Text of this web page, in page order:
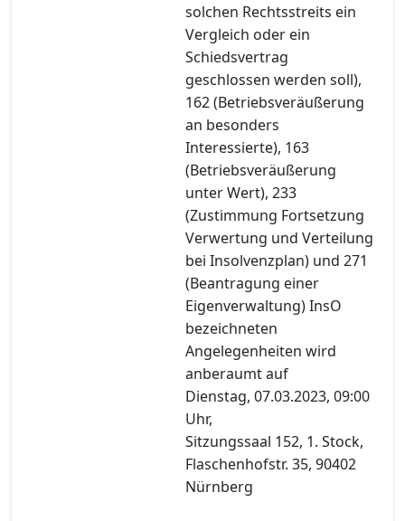
solchen Rechtsstreits ein
Vergleich oder ein
Schiedsvertrag
geschlossen werden soll),
162 (Betriebsveräußerung
an besonders
Interessierte), 163
(Betriebsveräußerung
unter Wert), 233
(Zustimmung Fortsetzung
Verwertung und Verteilung
bei Insolvenzplan) und 271
(Beantragung einer
Eigenverwaltung) InsO
bezeichneten
Angelegenheiten wird
anberaumt auf
Dienstag, 07.03.2023, 09:00
Uhr,
Sitzungssaal 152, 1. Stock,
Flaschenhofstr. 35, 90402
Nürnberg